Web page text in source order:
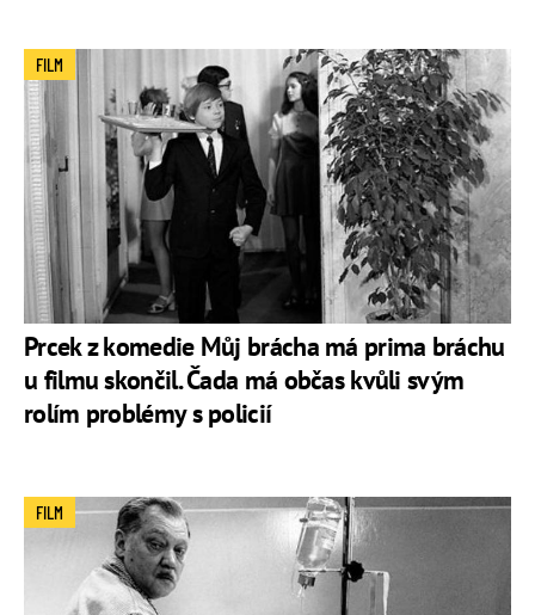
Prcek z komedie Můj brácha má prima bráchu
u filmu skončil. Čada má občas kvůli svým
rolím problémy s policií
FILM
FILM